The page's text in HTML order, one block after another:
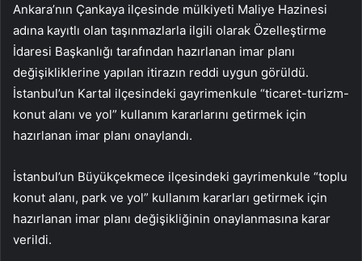
Ankara’nın Çankaya ilçesinde mülkiyeti Maliye Hazinesi
adına kayıtlı olan taşınmazlarla ilgili olarak Özelleştirme
İdaresi Başkanlığı tarafından hazırlanan imar planı
değişikliklerine yapılan itirazın reddi uygun görüldü.
İstanbul’un Kartal ilçesindeki gayrimenkule “ticaret-turizm-
konut alanı ve yol” kullanım kararlarını getirmek için
hazırlanan imar planı onaylandı.
İstanbul’un Büyükçekmece ilçesindeki gayrimenkule “toplu
konut alanı, park ve yol” kullanım kararları getirmek için
hazırlanan imar planı değişikliğinin onaylanmasına karar
verildi.